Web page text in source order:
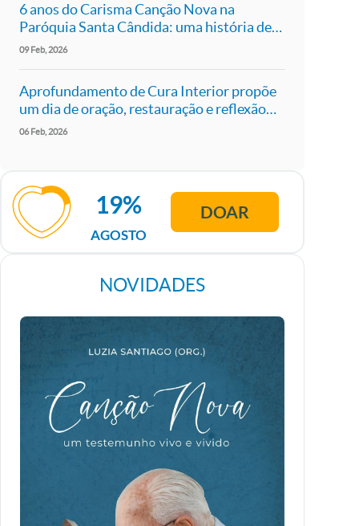
6 anos do Carisma Canção Nova na
Paróquia Santa Cândida: uma história de
fé, comunhão e missão
09 Feb 2026
Aprofundamento de Cura Interior propõe
um dia de oração, restauração e reflexão
em São Paulo
06 Feb 2026
AGOSTO
19% DOAR
NOVIDADES